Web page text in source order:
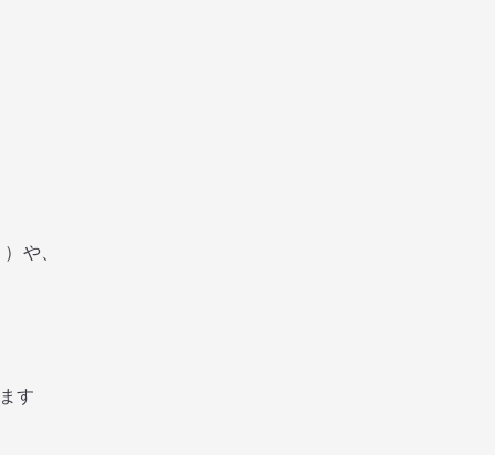
や、
す